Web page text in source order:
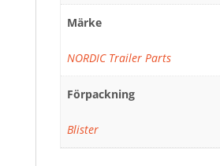
Märke
NORDIC Trailer Parts
Förpackning
Blister